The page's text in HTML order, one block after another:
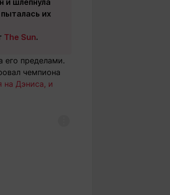
их
The Sun.
его пределами.
чемпиона
на Дэниса, и